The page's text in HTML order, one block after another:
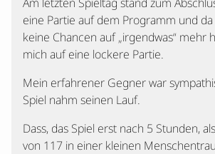
eine Partie auf dem Programm und
keine Chancen auf „irgendwas“ mehr
mich auf eine lockere Partie.
Mein erfahrener Gegner war
Spiel nahm seinen Lauf.
Dass, das Spiel erst nach 5 Stunden,
von 117 in einer kleinen